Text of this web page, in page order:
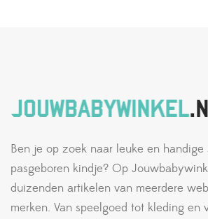
Ben je op zoek naar leuke en handige
pasgeboren kindje? Op
duizenden artikelen van meerdere
merken. Van speelgoed tot kleding en